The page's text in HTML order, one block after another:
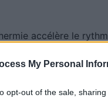
My Personal
opt-out of the sale,
accélère le
Respirer un
surtout si